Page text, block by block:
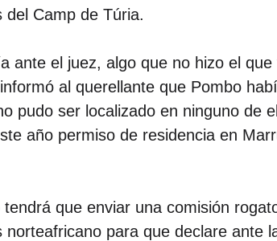
Camp de Túria.
ante el juez, algo que no hizo el
al querellante que Pombo
pudo ser localizado en ninguno de
año permiso de residencia en
que enviar una comisión
para que declare ante